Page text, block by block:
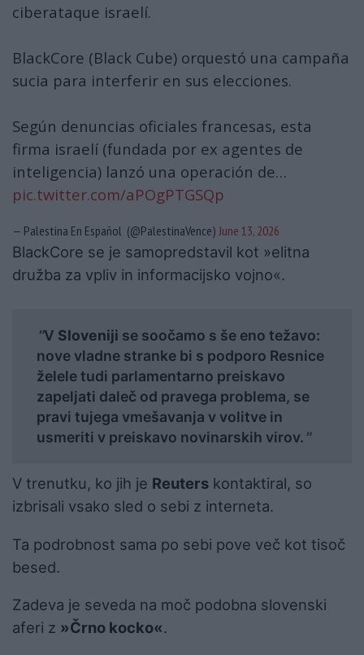
ciberataque israelí.
BlackCore (Black Cube) orquestó una campaña
sucia para interferir en sus elecciones.
Según denuncias oficiales francesas, esta
firma israelí (fundada por ex agentes de
inteligencia) lanzó una operación de…
pic.twitter.com/aPOgPTGSQp
— Palestina En Español (@PalestinaVence) June 13, 2026
BlackCore se je samopredstavil kot »elitna
družba za vpliv in informacijsko vojno«.
V Sloveniji se soočamo s še eno težavo:
nove vladne stranke bi s podporo Resnice
želele tudi parlamentarno preiskavo
zapeljati daleč od pravega problema, se
pravi tujega vmešavanja v volitve in
usmeriti v preiskavo novinarskih virov.
V trenutku, ko jih je Reuters kontaktiral, so
izbrisali vsako sled o sebi z interneta.
Ta podrobnost sama po sebi pove več kot tisoč
besed.
Zadeva je seveda na moč podobna slovenski
aferi z »Črno kocko«.